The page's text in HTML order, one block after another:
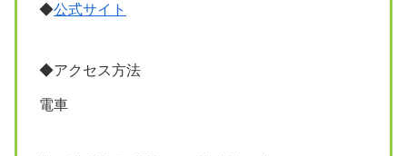
◆公式サイト
◆アクセス方法
電車